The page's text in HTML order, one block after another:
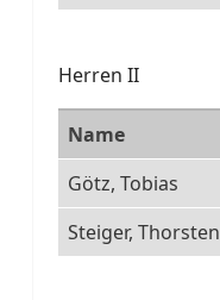
Herren II
Name
Götz, Tobias
Steiger, Thorsten